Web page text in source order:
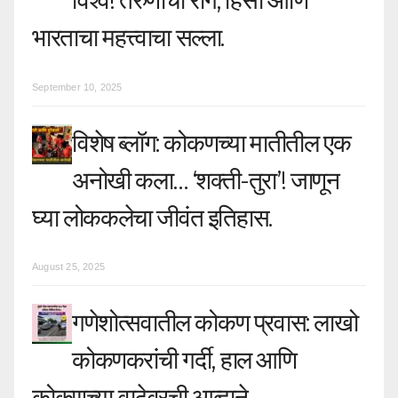
o
भारताचा महत्त्वाचा सल्ला.
September 10, 2025
विशेष ब्लॉग: कोकणच्या मातीतील एक
अनोखी कला… ‘शक्ती-तुरा’! जाणून
घ्या लोककलेचा जीवंत इतिहास.
August 25, 2025
गणेशोत्सवातील कोकण प्रवास: लाखो
कोकणकरांची गर्दी, हाल आणि